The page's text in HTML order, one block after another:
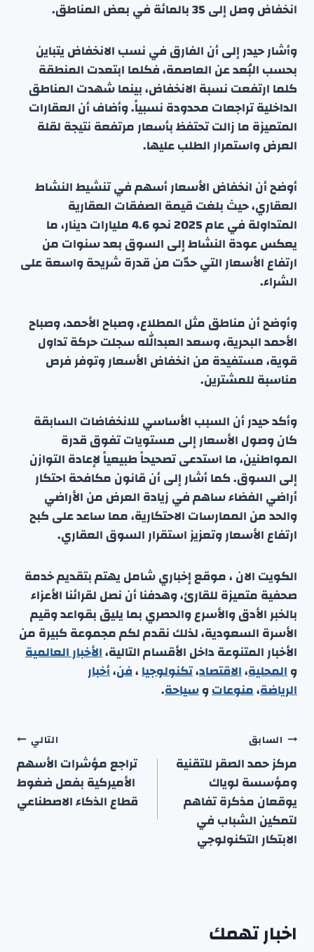
انخفاض وصل إلى 35 بالمائة في بعض المناطق.
وأشار حيدر إلى أن الفارق في نسب الانخفاض يتباين
بحسب البُعد عن العاصمة، فكلما ابتعدت المنطقة
كلما ارتفعت نسبة الانخفاض، بينما شهدت المناطق
الداخلية تراجعات محدودة نسبياً. وأضاف أن العقارات
المتميزة ما زالت تحتفظ بأسعار مرتفعة نتيجة لقلة
العرض واستمرار الطلب عليها.
أوضح أن انخفاض الأسعار أسهم في تنشيط النشاط
العقاري، حيث بلغت قيمة الصفقات العقارية
المتداولة في عام 2025 نحو 4.6 مليارات دينار، ما
يعكس عودة النشاط إلى السوق بعد سنوات من
ارتفاع الأسعار التي حدّت من قدرة شريحة واسعة على
الشراء.
وأوضح أن مناطق مثل المطلاع، وصباح الأحمد، وصباح
الأحمد البحرية، وسعد العبدالله سجلت حركة تداول
قوية، مستفيدة من انخفاض الأسعار وتوفر فرص
مناسبة للمشترين.
وأكد حيدر أن السبب الأساسي للانخفاضات السابقة
كان وصول الأسعار إلى مستويات تفوق قدرة
المواطنين، ما استدعى تصحيحاً طبيعياً لإعادة التوازن
إلى السوق. كما أشار إلى أن قانون مكافحة احتكار
أراضي الفضاء ساهم في زيادة العرض من الأراضي
والحد من الممارسات الاحتكارية، مما ساعد على كبح
ارتفاع الأسعار وتعزيز استقرار السوق العقاري.
الكويت الان ، موقع إخباري شامل يهتم بتقديم خدمة
صحفية متميزة للقارئ، وهدفنا أن نصل لقرائنا الأعزاء
بالخبر الأدق والأسرع والحصري بما يليق بقواعد وقيم
الأسرة السعودية، لذلك نقدم لكم مجموعة كبيرة من
الأخبار المتنوعة داخل الأقسام التالية،الأخبار العالمية
والمحلية،الاقتصاد،تكنولوجيا،فن،أخبار
الرياضة،منوعاتوسياحة.
تصفّح
المقالات
السابق
مركز حمد الصقر للتقنية
ومؤسسة لوياك
يوقعان مذكرة تفاهم
لتمكين الشباب في
الابتكار التكنولوجي
التالي
تراجع مؤشرات الأسهم
الأميركية بفعل ضغوط
قطاع الذكاء الاصطناعي
اخبار تهمك